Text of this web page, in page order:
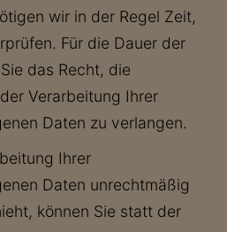
wir in der Regel Zeit,
Für die Dauer der
das Recht, die
Verarbeitung Ihrer
Daten zu verlangen.
Ihrer
Daten unrechtmäßig
können Sie statt der